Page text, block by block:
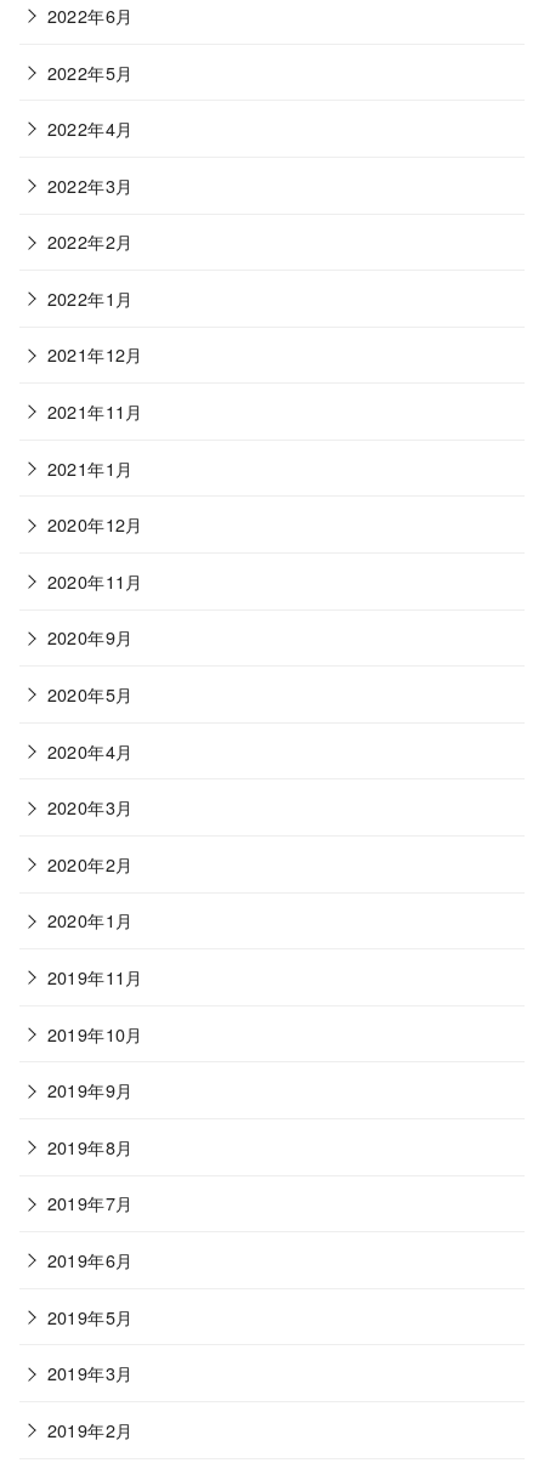
2022年6月
2022年5月
2022年4月
2022年3月
2022年2月
2022年1月
2021年12月
2021年11月
2021年1月
2020年12月
2020年11月
2020年9月
2020年5月
2020年4月
2020年3月
2020年2月
2020年1月
2019年11月
2019年10月
2019年9月
2019年8月
2019年7月
2019年6月
2019年5月
2019年3月
2019年2月